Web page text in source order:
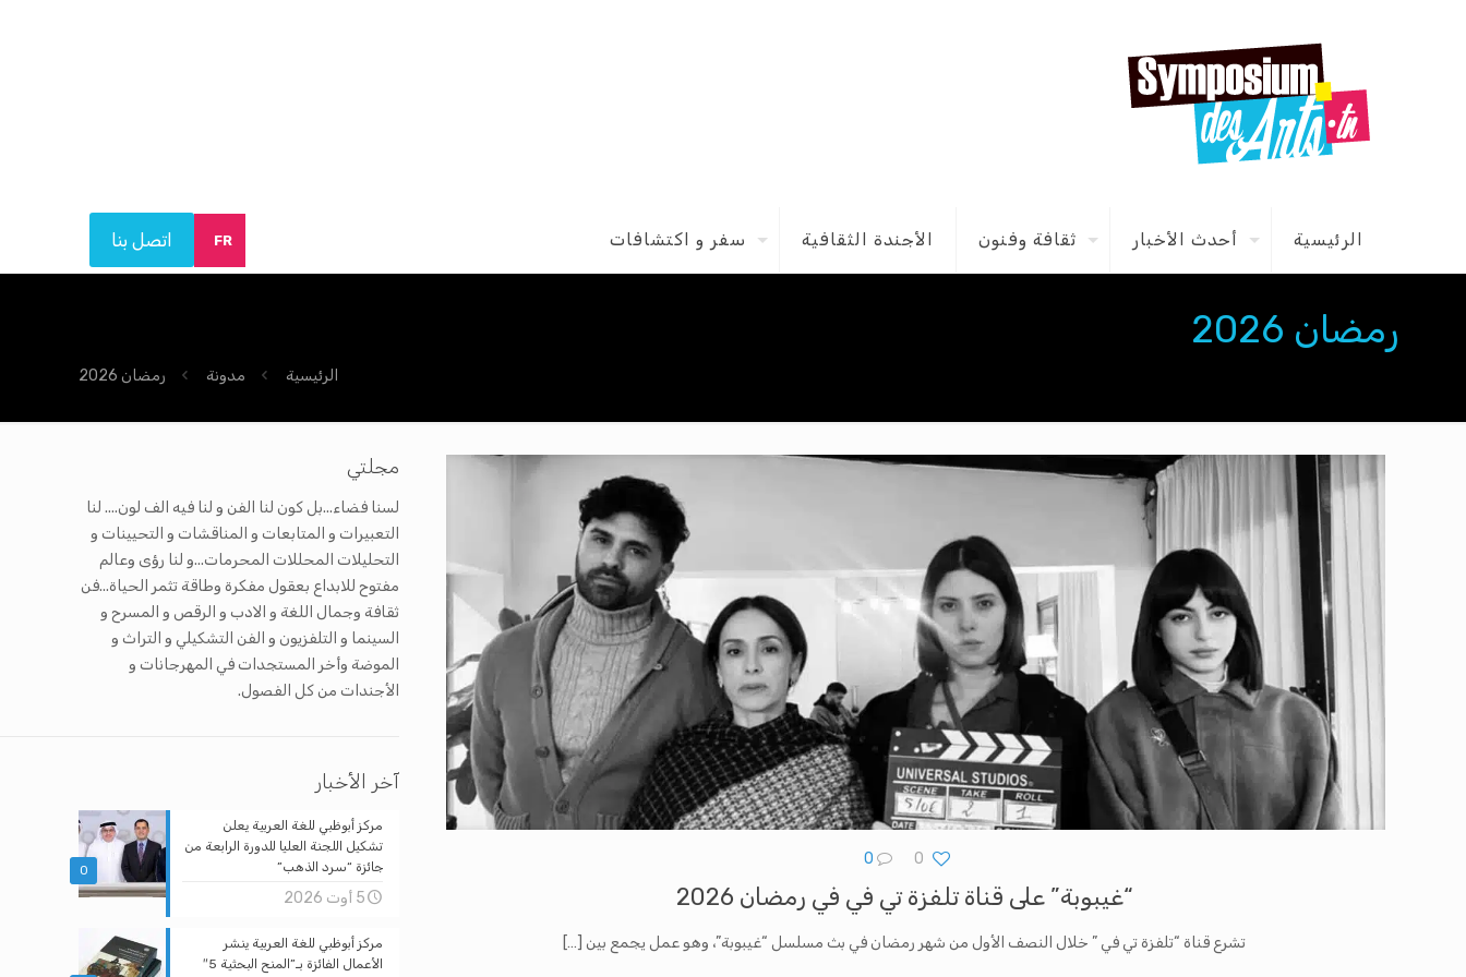
الرئيسية أحدث الأخبار ثقافة وفنون الأجندة الثقافية سفر و اكتشافات FR اتصل بنا
رمضان 2026
الرئيسية مدونة رمضان 2026
0
0
“غيبوبة” على قناة تلفزة تي في في رمضان 2026
​تشرع قناة “تلفزة تي في ” خلال النصف الأول من شهر رمضان في بث مسلسل “غيبوبة”، وهو عمل يجمع بين […]
مجلتي
لسنا فضاء...بل كون لنا الفن و لنا فيه الف لون.... لنا
التعبيرات و المتابعات و المناقشات و التحيينات و
التحليلات المحللات المحرمات...و لنا رؤى وعالم
مفتوح للابداع بعقول مفكرة وطاقة تثمر الحياة...فن
ثقافة وجمال اللغة و الادب و الرقص و المسرح و
السينما و التلفزيون و الفن التشكيلي و التراث و
الموضة وأخر المستجدات في المهرجانات و
الأجندات من كل الفصول.
آخر الأخبار
0
مركز أبوظبي للغة العربية يعلن
تشكيل اللجنة العليا للدورة الرابعة من
جائزة “سرد الذهب”
5 أوت 2026
مركز أبوظبي للغة العربية ينشر
الأعمال الفائزة بـ”المنح البحثية 5″